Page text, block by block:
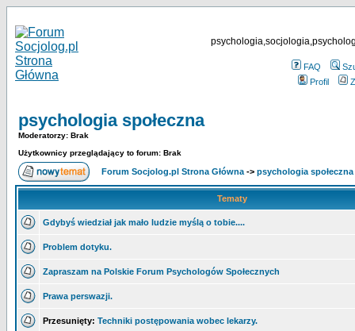
FAQ
Profil
psychologia społeczna
Moderatorzy: Brak
Użytkownicy przeglądający to forum: Brak
Forum Socjolog.pl Strona Główna -> psychologia społeczna
Tematy
Gdybyś wiedział jak mało ludzie myślą o tobie....
Problem dotyku.
Zapraszam na Polskie Forum Psychologów Społecznych
Prawa perswazji.
Przesunięty: Techniki postępowania wobec lekarzy.